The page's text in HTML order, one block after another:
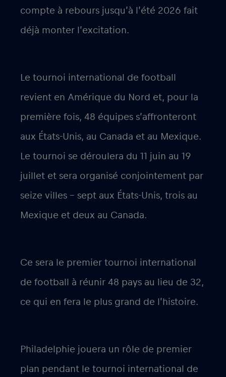
compte à rebours jusqu’à l’été 2026 fait
déjà monter l’excitation.
Le tournoi international de football
revient en Amérique du Nord et, pour la
première fois, 48 équipes s’affronteront
aux États-Unis, au Canada et au Mexique.
Le tournoi se déroulera du 11 juin au 19
juillet et sera organisé conjointement par
seize villes – sept aux États-Unis, trois au
Mexique et deux au Canada.
Ce sera le premier tournoi international
de football à réunir 48 pays au lieu de 32,
ce qui en fera le plus grand de l’histoire.
Philadelphie jouera un rôle de premier
plan pendant le tournoi international de